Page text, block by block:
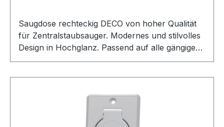
Saugdose rechteckig DECO von hoher Qualität
für Zentralstaubsauger. Modernes und stilvolles
Design in Hochglanz. Passend auf alle gängigen
Montagerahmen. Abmessungen: 90x120mm.
Farben erhältlich. Passende Abdeckrahmen in
allen Farben verfügbar.